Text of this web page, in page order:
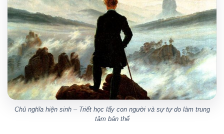
Chủ nghĩa hiện sinh – Triết học lấy con người và sự tự do làm trung
tâm bản thể